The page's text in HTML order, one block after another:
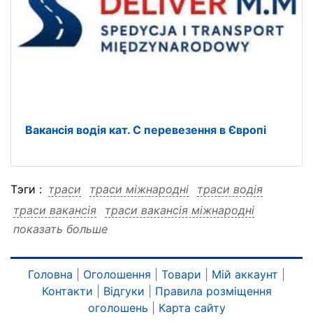
Вакансія водія кат. C перевезення в Європі
Тэги : траси траси міжнародні
траси водія
траси вакансія
траси вакансія міжнародні
траси вакансія водія
міжнародні вакансія міжнародні вакансія траси
міжнародні вакансія водія
водія
водія траси
водія міжнародні водія вакансія
показать больше
Головна Оголошення Товари Мій аккаунт
Контакти
Відгуки
Правила розміщення
оголошень
Карта сайту